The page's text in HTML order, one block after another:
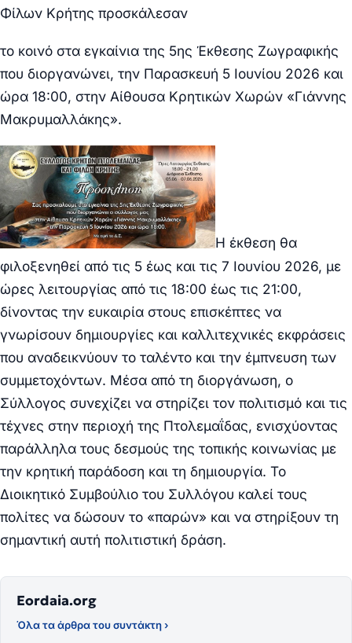
Φίλων Κρήτης προσκάλεσαν
το κοινό στα εγκαίνια της 5ης Έκθεσης Ζωγραφικής
που διοργανώνει, την Παρασκευή 5 Ιουνίου 2026 και
ώρα 18:00, στην Αίθουσα Κρητικών Χωρών «Γιάννης
Μακρυμαλλάκης».
Η έκθεση θα
φιλοξενηθεί από τις 5 έως και τις 7 Ιουνίου 2026, με
ώρες λειτουργίας από τις 18:00 έως τις 21:00,
δίνοντας την ευκαιρία στους επισκέπτες να
γνωρίσουν δημιουργίες και καλλιτεχνικές εκφράσεις
που αναδεικνύουν το ταλέντο και την έμπνευση των
συμμετοχόντων. Μέσα από τη διοργάνωση, ο
Σύλλογος συνεχίζει να στηρίζει τον πολιτισμό και τις
τέχνες στην περιοχή της Πτολεμαΐδας, ενισχύοντας
παράλληλα τους δεσμούς της τοπικής κοινωνίας με
την κρητική παράδοση και τη δημιουργία. Το
Διοικητικό Συμβούλιο του Συλλόγου καλεί τους
πολίτες να δώσουν το «παρών» και να στηρίξουν τη
σημαντική αυτή πολιτιστική δράση.
Eordaia.org
Όλα τα άρθρα του συντάκτη ›